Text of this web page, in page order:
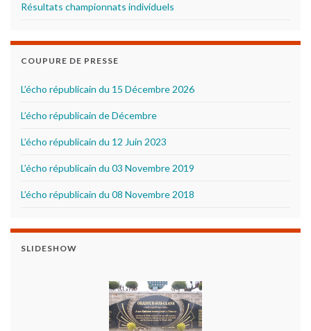
Résultats championnats individuels
COUPURE DE PRESSE
L’écho républicain du 15 Décembre 2026
L’écho républicain de Décembre
L’écho républicain du 12 Juin 2023
L’écho républicain du 03 Novembre 2019
L’écho républicain du 08 Novembre 2018
SLIDESHOW